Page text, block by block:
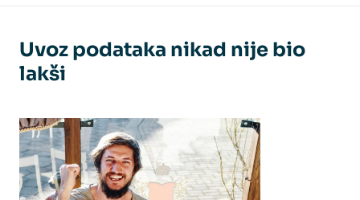
Uvoz podataka nikad nije bio
lakši